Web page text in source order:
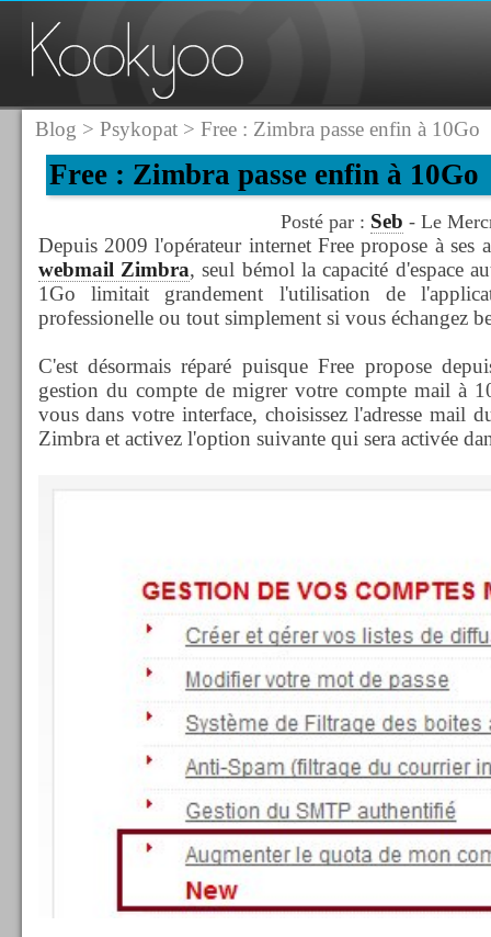
Blog > Psykopat> Free : Zimbra passe enfin à 10Go
Free : Zimbra passe enfin à 10Go
Posté par : Seb - Le
Depuis 2009 l'opérateur internet Free propose à ses
webmail Zimbra, seul bémol la capacité d'espace
1Go limitait grandement l'utilisation de
professionelle ou tout simplement si vous échangez
C'est désormais réparé puisque Free propose
gestion du compte de migrer votre compte mail à
vous dans votre interface, choisissez l'adresse mail
Zimbra et activez l'option suivante qui sera activée